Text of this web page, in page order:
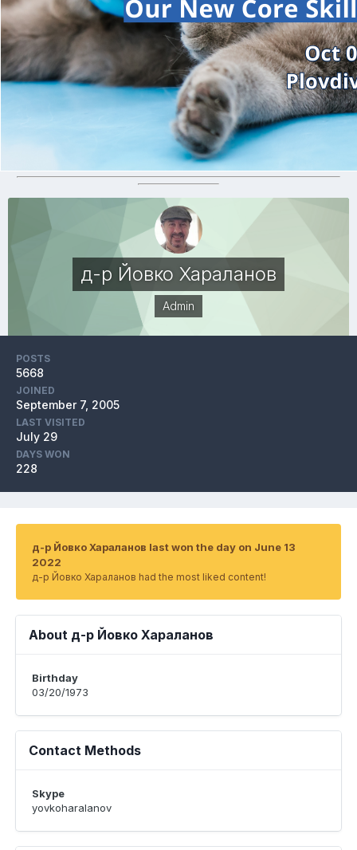
д-р Йовко Хараланов
Admin
POSTS
5668
JOINED
September 7, 2005
LAST VISITED
July 29
DAYS WON
228
д-р Йовко Хараланов last won the day on June 13
2022
д-р Йовко Хараланов had the most liked content!
About д-р Йовко Хараланов
Birthday
03/20/1973
Contact Methods
Skype
yovkoharalanov